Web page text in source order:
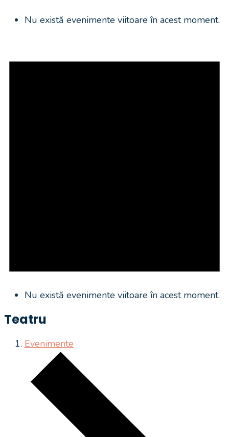
Nu există evenimente viitoare în acest moment.
Nu există evenimente viitoare în acest moment.
Teatru
Evenimente